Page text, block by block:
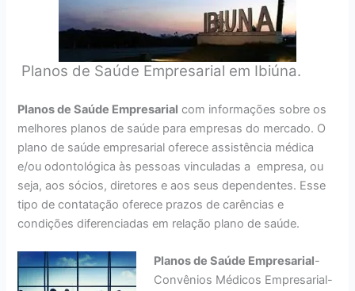
Planos de Saúde Empresarial em Ibiúna.
Planos de Saúde Empresarial com informações sobre os
melhores planos de saúde para empresas do mercado. O
plano de saúde empresarial oferece assistência médica
e/ou odontológica às pessoas vinculadas a empresa, ou
seja, aos sócios, diretores e aos seus dependentes. Esse
tipo de contatação oferece prazos de carências e
condições diferenciadas em relação plano de saúde.
Planos de Saúde Empresarial-
Convênios Médicos Empresarial-